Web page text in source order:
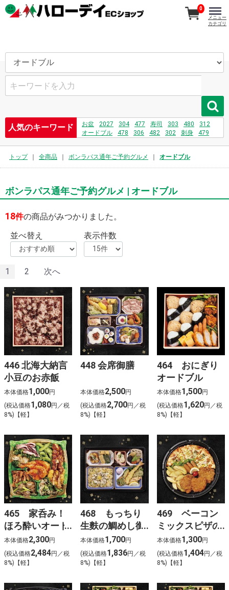
人気のキーワード お盆 2027 304 477 寿司 303 480
312
オードブル
478 306 482 302 刺身
479
0
メニュー
カテゴリ
トップ 全商品 ボンラパス通年ご予約グルメ オードブル
ボンラパス通年ご予約グルメ | オードブル
18件の商品がみつかりました。
並べ替え
表示件数
1 2 次へ
446 北海大納言
小豆のお赤飯
本体価格1,000円
(税込価格1,080円／税
8%)【軽】
448 会席御膳
本体価格2,500円
(税込価格2,700円／税
8%)【軽】
464 おにぎり
オードブル
本体価格1,500円
(税込価格1,620円／税
8%)【軽】
465 家呑み！
ほろ酔いオード
ブル
本体価格2,300円
(税込価格2,484円／税
8%)【軽】
468 もっちり
生麩の鯛めし御
膳
本体価格1,700円
(税込価格1,836円／税
8%)【軽】
469 ベーコン
ミックスピザの
おつまみセット
本体価格1,300円
(税込価格1,404円／税
8%)【軽】